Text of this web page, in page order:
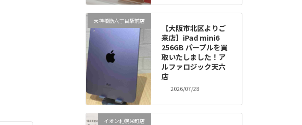
天神橋筋六丁目駅前店
【大阪市北区よりご
来店】iPad mini6
256GB パープルを買
取いたしました！ア
ルファロジック天六
店
2026/07/28
イオン札幌栄町店